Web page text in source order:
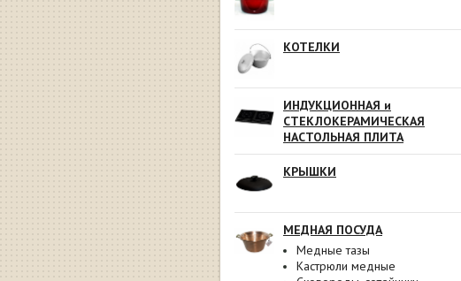
КОТЕЛКИ
ИНДУКЦИОННАЯ и
СТЕКЛОКЕРАМИЧЕСКАЯ
НАСТОЛЬНАЯ ПЛИТА
КРЫШКИ
МЕДНАЯ ПОСУДА
Медные тазы
Кастрюли медные